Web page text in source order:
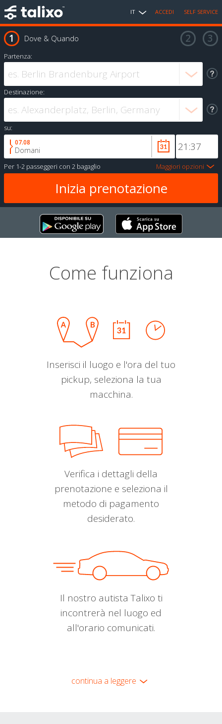
IT ACCEDI SELF SERVICE
Dove & Quando
Partenza:
Destinazione:
su:
07.08
Domani
Per 1-2 passeggeri con 2 bagaglio Maggiori opzioni
Come funziona
Inserisci il luogo e l'ora del tuo
pickup, seleziona la tua
macchina.
Verifica i dettagli della
prenotazione e seleziona il
metodo di pagamento
desiderato.
Il nostro autista Talixo ti
incontrerà nel luogo ed
all'orario comunicati.
continua a leggere